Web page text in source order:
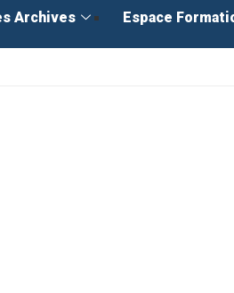
Archives Espace